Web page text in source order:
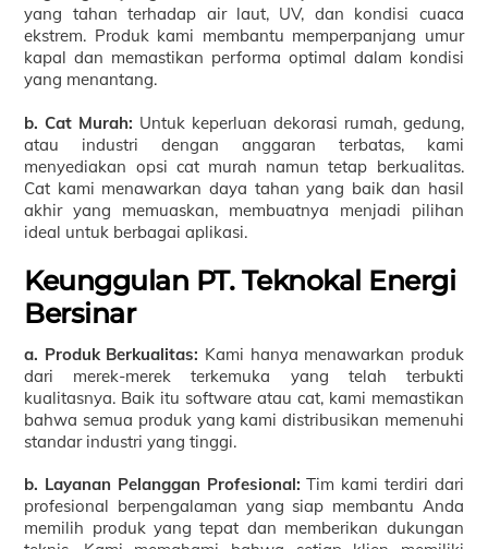
yang tahan terhadap air laut, UV, dan kondisi cuaca
ekstrem. Produk kami membantu memperpanjang umur
kapal dan memastikan performa optimal dalam kondisi
yang menantang.
b. Cat Murah: Untuk keperluan dekorasi rumah, gedung,
atau industri dengan anggaran terbatas, kami
menyediakan opsi cat murah namun tetap berkualitas.
Cat kami menawarkan daya tahan yang baik dan hasil
akhir yang memuaskan, membuatnya menjadi pilihan
ideal untuk berbagai aplikasi.
Keunggulan PT. Teknokal Energi
Bersinar
a. Produk Berkualitas: Kami hanya menawarkan produk
dari merek-merek terkemuka yang telah terbukti
kualitasnya. Baik itu software atau cat, kami memastikan
bahwa semua produk yang kami distribusikan memenuhi
standar industri yang tinggi.
b. Layanan Pelanggan Profesional: Tim kami terdiri dari
profesional berpengalaman yang siap membantu Anda
memilih produk yang tepat dan memberikan dukungan